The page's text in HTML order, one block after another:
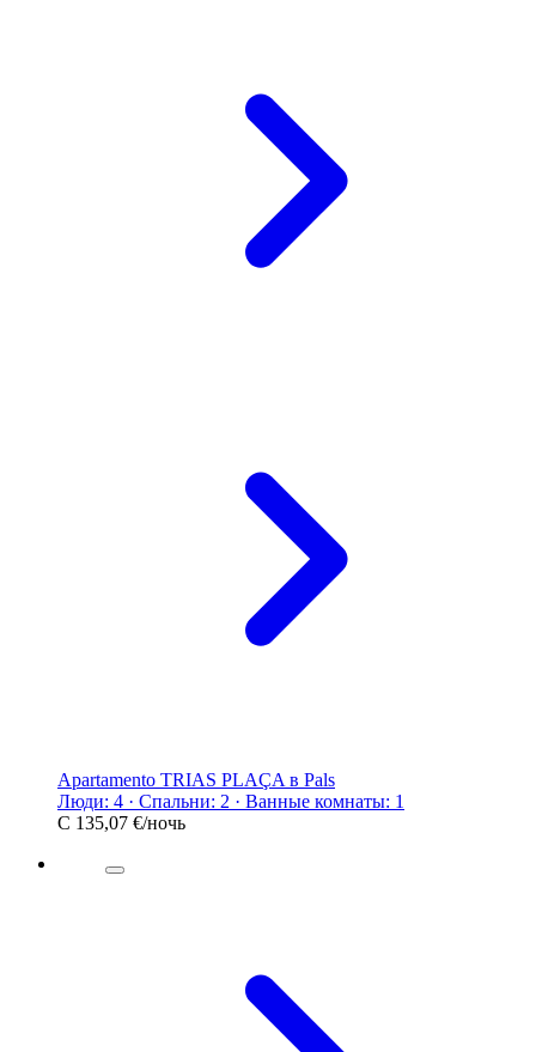
Apartamento TRIAS PLAÇA в Pals
Люди: 4 · Спальни: 2 · Ванные комнаты: 1
С 135,07 €/ночь